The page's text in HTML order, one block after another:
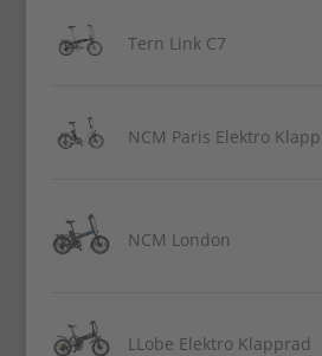
Tern Link C7
NCM Paris Elektro
NCM London
LLobe Elektro Klapprad